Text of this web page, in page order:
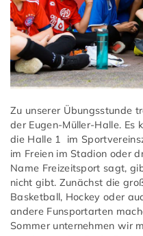
Zu unserer Übungsstunde
der Eugen-Müller-Halle. Es
die Halle 1 im
im Freien im Stadion oder
Name Freizeitsport sagt,
nicht gibt. Zunächst die
Basketball, Hockey oder
andere Funsportarten
Sommer unternehmen wir